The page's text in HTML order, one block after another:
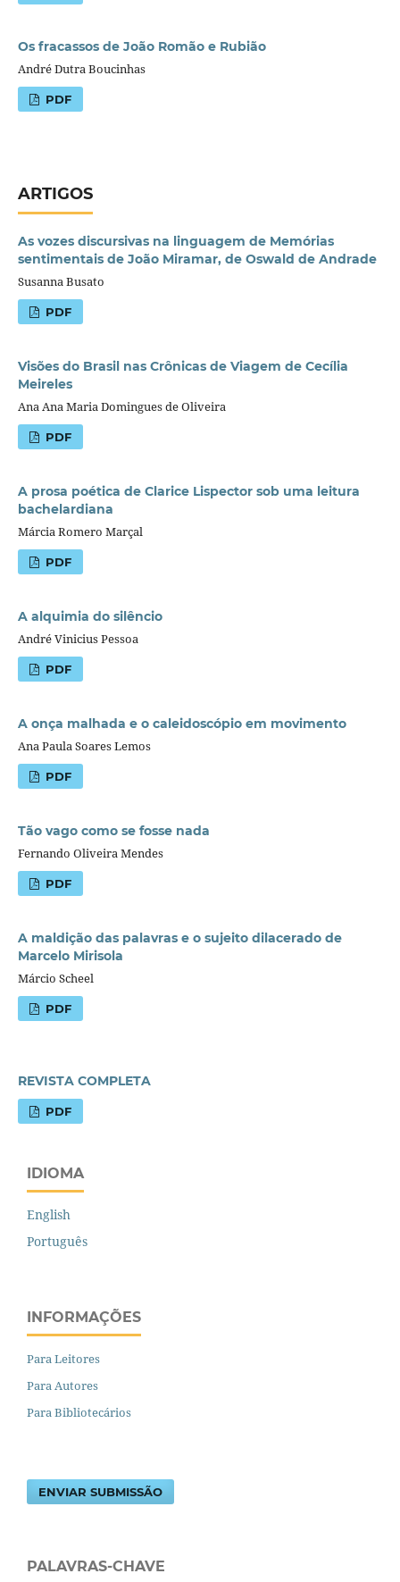
Os fracassos de João Romão e Rubião
André Dutra Boucinhas
PDF
ARTIGOS
As vozes discursivas na linguagem de Memórias
sentimentais de João Miramar, de Oswald de Andrade
Susanna Busato
PDF
Visões do Brasil nas Crônicas de Viagem de Cecília
Meireles
Ana Ana Maria Domingues de Oliveira
PDF
A prosa poética de Clarice Lispector sob uma leitura
bachelardiana
Márcia Romero Marçal
PDF
A alquimia do silêncio
André Vinicius Pessoa
PDF
A onça malhada e o caleidoscópio em movimento
Ana Paula Soares Lemos
PDF
Tão vago como se fosse nada
Fernando Oliveira Mendes
PDF
A maldição das palavras e o sujeito dilacerado de
Marcelo Mirisola
Márcio Scheel
PDF
REVISTA COMPLETA
PDF
IDIOMA
English
Português
INFORMAÇÕES
Para Leitores
Para Autores
Para Bibliotecários
ENVIAR SUBMISSÃO
PALAVRAS-CHAVE